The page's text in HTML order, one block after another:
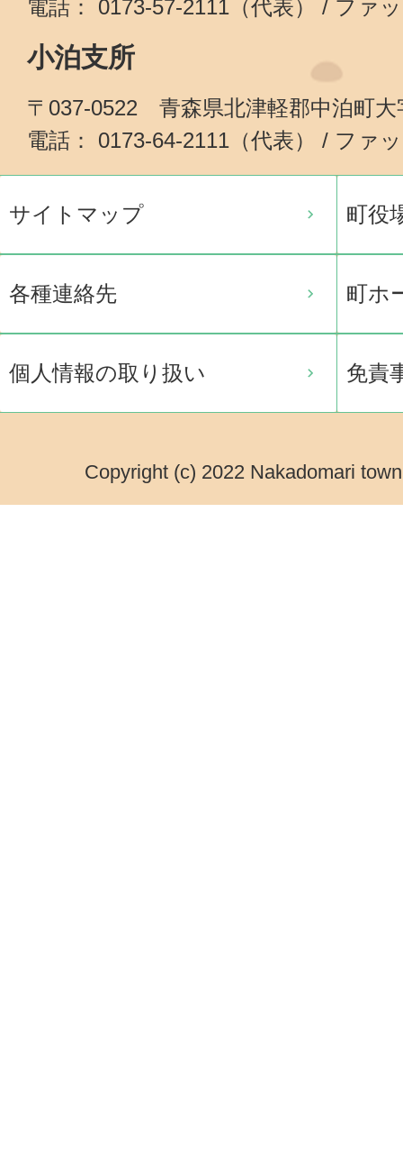
電話： 0173-57-2111（代表） / ファ
小泊支所
〒037-0522 青森県北津軽郡中泊町大
電話： 0173-64-2111（代表） / ファ
サイトマップ 町役
各種連絡先 町ホ
個人情報の取り扱い 免責
Copyright (c) 2022 Nakadomari